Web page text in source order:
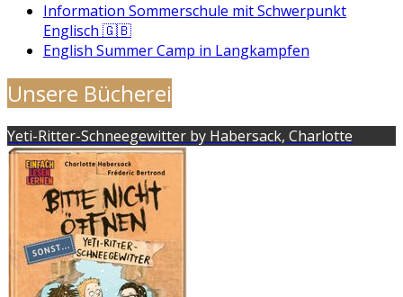
Information Sommerschule mit Schwerpunkt
Englisch 🇬🇧
English Summer Camp in Langkampfen
Unsere Bücherei
Yeti-Ritter-Schneegewitter by Habersack, Charlotte